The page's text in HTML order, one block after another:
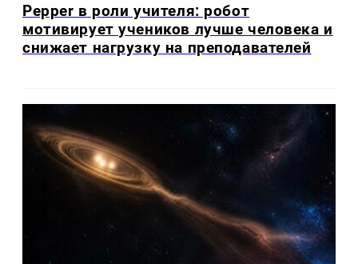
Pepper в роли учителя: робот
мотивирует учеников лучше человека и
снижает нагрузку на преподавателей